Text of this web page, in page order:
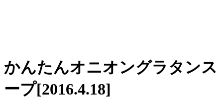
かんたんオニオングラタンス
ープ[2016.4.18]